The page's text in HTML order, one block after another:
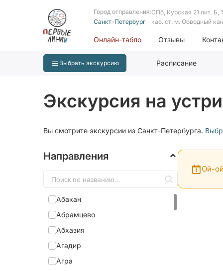
Город отправления:
Санкт-Петербург
СПб, Курская 21 лит. Б, 1
каб. ст. м. Обводный
Онлайн-табло Отзывы
Выбрать экскурсию Расписание
Экскурсия на
Вы смотрите экскурсии из Санкт-Петербурга.
Направления
Абакан
Абрамцево
Абхазия
Агадир
Агра
Ой-